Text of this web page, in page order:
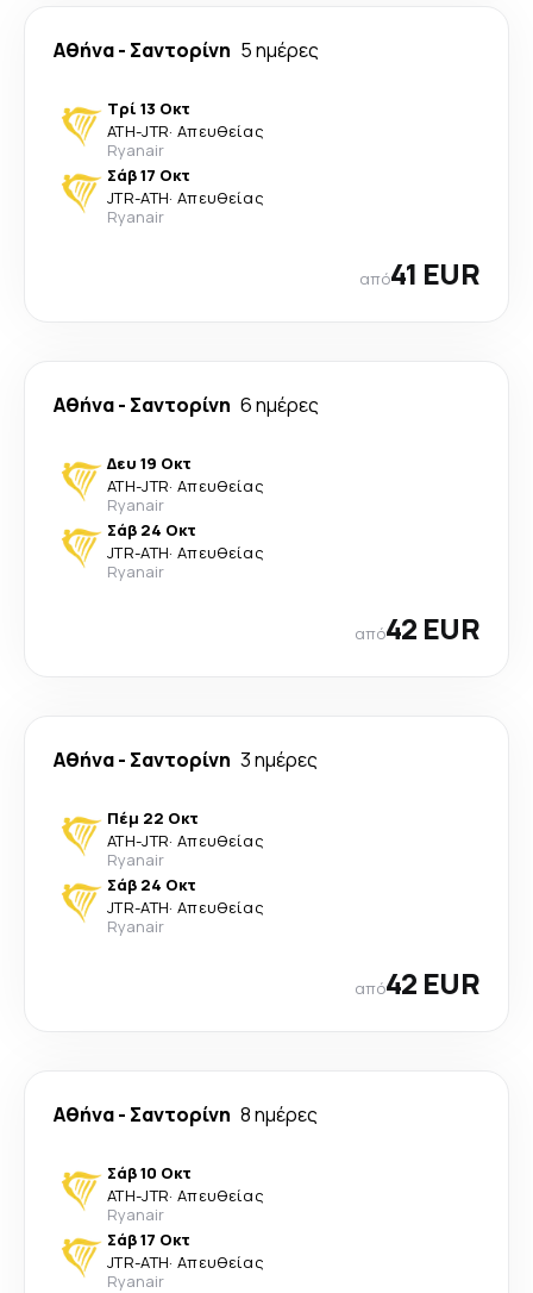
Αθήνα- Σαντορίνη 5 ημέρες
Τρί 13 Οκτ
ATH-JTR· Απευθείας
Ryanair
Σάβ 17 Οκτ
JTR-ATH· Απευθείας
Ryanair
από41 EUR
Αθήνα- Σαντορίνη 6 ημέρες
Δευ 19 Οκτ
ATH-JTR· Απευθείας
Ryanair
Σάβ 24 Οκτ
JTR-ATH· Απευθείας
Ryanair
από42 EUR
Αθήνα- Σαντορίνη 3 ημέρες
Πέμ 22 Οκτ
ATH-JTR· Απευθείας
Ryanair
Σάβ 24 Οκτ
JTR-ATH· Απευθείας
Ryanair
από42 EUR
Αθήνα- Σαντορίνη 8 ημέρες
Σάβ 10 Οκτ
ATH-JTR· Απευθείας
Ryanair
Σάβ 17 Οκτ
JTR-ATH· Απευθείας
Ryanair